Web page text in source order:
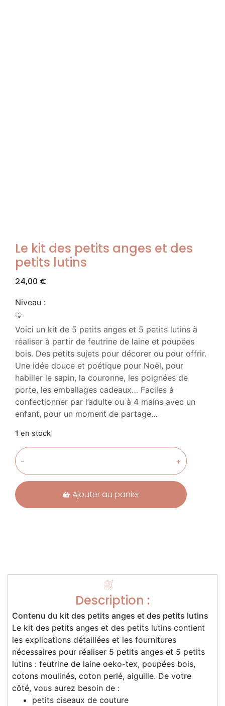
Le kit des petits anges et des
petits lutins
24,00 €
Niveau :
Voici un kit de 5 petits anges et 5 petits lutins à
réaliser à partir de feutrine de laine et poupées
bois. Des petits sujets pour décorer ou pour offrir.
Une idée douce et poétique pour Noël, pour
habiller le sapin, la couronne, les poignées de
porte, les emballages cadeaux… Faciles à
confectionner par l’adulte ou à 4 mains avec un
enfant, pour un moment de partage…
1 en stock
- +
Ajouter au panier
Description :
Contenu du kit des petits anges et des petits lutins
Le kit des petits anges et des petits lutins contient
les explications détaillées et les fournitures
nécessaires pour réaliser 5 petits anges et 5 petits
lutins : feutrine de laine oeko-tex, poupées bois,
cotons moulinés, coton perlé, aiguille. De votre
côté, vous aurez besoin de :
petits ciseaux de couture